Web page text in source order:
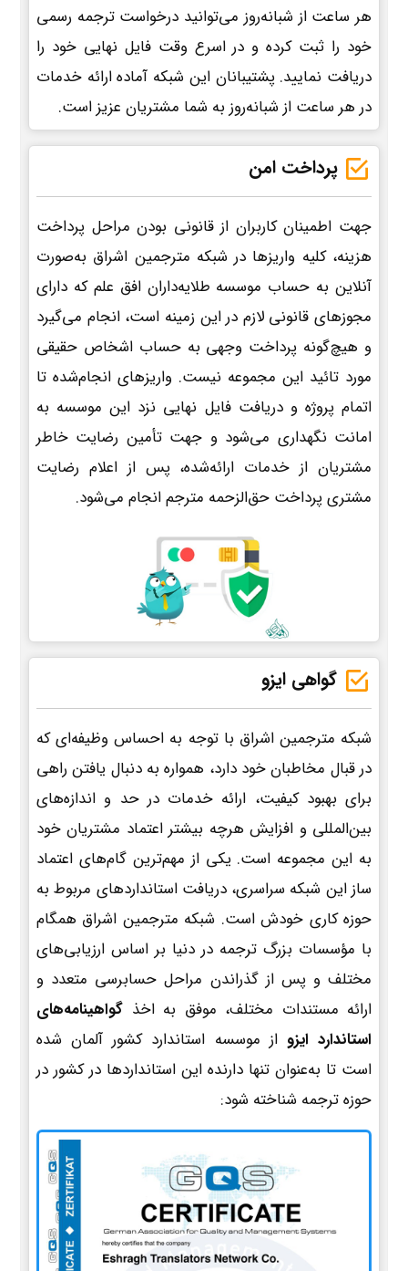
هر ساعت از شبانه‌روز می‌توانید درخواست ترجمه رسمی
خود را ثبت کرده و در اسرع وقت فایل نهایی خود را
دریافت نمایید. پشتیبانان این شبکه آماده ارائه خدمات
در هر ساعت از شبانه‌روز به شما مشتریان عزیز است.
پرداخت امن
جهت اطمینان کاربران از قانونی بودن مراحل پرداخت
هزینه، کلیه واریزها در شبکه مترجمین اشراق به‌صورت
آنلاین به حساب موسسه طلایه‌داران افق علم که دارای
مجوزهای قانونی لازم در این زمینه است، انجام می‌گیرد
و هیچ‌گونه پرداخت وجهی به حساب اشخاص حقیقی
مورد تائید این مجموعه نیست. واریزهای انجام‌شده تا
اتمام پروژه و دریافت فایل نهایی نزد این موسسه به
امانت نگهداری می‌شود و جهت تأمین رضایت خاطر
مشتریان از خدمات ارائه‌شده، پس از اعلام رضایت
مشتری پرداخت حق‌الزحمه مترجم انجام می‌شود.
گواهی ایزو
شبکه مترجمین اشراق با توجه به احساس وظیفه‌ای که
در قبال مخاطبان خود دارد، همواره به دنبال یافتن راهی
برای بهبود کیفیت، ارائه خدمات در حد و اندازه‌های
بین‌المللی و افزایش هرچه بیشتر اعتماد مشتریان خود
به این مجموعه است. یکی از مهم‌ترین گام‌های اعتماد
ساز این شبکه سراسری، دریافت استانداردهای مربوط به
حوزه کاری خودش است. شبکه مترجمین اشراق همگام
با مؤسسات بزرگ ترجمه در دنیا بر اساس ارزیابی‌های
مختلف و پس از گذراندن مراحل حسابرسی متعدد و
ارائه مستندات مختلف، موفق به اخذ گواهینامه‌های
استاندارد ایزو از موسسه استاندارد کشور آلمان شده
است تا به‌عنوان تنها دارنده این استانداردها در کشور در
حوزه ترجمه شناخته شود: